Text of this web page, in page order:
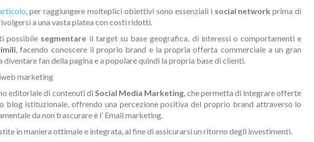
, per raggiungere molteplici obiettivi sono essenziali i social networkprima di
a una vasta platea con costi ridotti.
possibile segmentare il target su base geografica, di interessi o comportamenti e
, facendo conoscere il proprio brand e la propria offerta commerciale a un gran
diventare fan della pagina e a popolare quindi la propria base di clienti.
editoriale di contenuti di Social Media Marketing, che permetta di integrare offerte
blog istituzionale, offrendo una percezione positiva del proprio brand attraverso lo
da non trascurare è l’ Email marketing.
in maniera ottimale e integrata, al fine di assicurarsi un ritorno degli investimenti.